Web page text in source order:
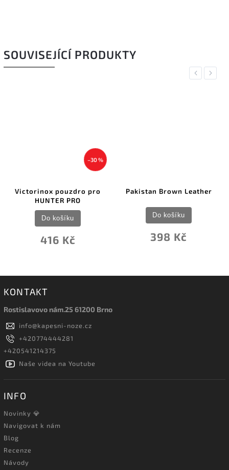
SOUVISEJÍCÍ PRODUKTY
Previous
–30 %
Victorinox pouzdro pro
HUNTER PRO
416 Kč
Do košíku
Pakistan Brown Leather
398 Kč
Do košíku
Next
KONTAKT
Rostislavovo nám.25 61200 Brno
info@kapesni-noze.cz
+420774444281
+420541214375
Naše videa na Youtube
INFO
Novinky 💎
Navigovat k nám
Blog
Recenze
Návody